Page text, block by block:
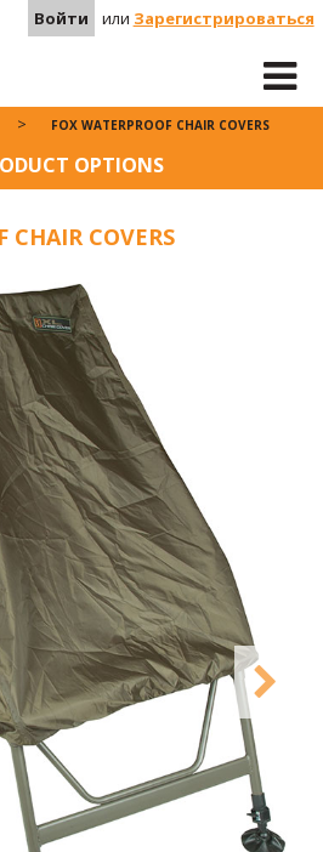
Войти или Зарегистрироваться
FOX WATERPROOF CHAIR COVERS
OPTIONS
CHAIR COVERS